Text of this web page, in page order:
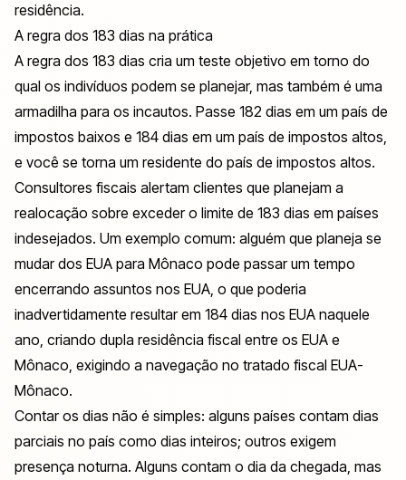
residência.
A regra dos 183 dias na prática
A regra dos 183 dias cria um teste objetivo em torno do
qual os indivíduos podem se planejar, mas também é uma
armadilha para os incautos. Passe 182 dias em um país de
impostos baixos e 184 dias em um país de impostos altos,
e você se torna um residente do país de impostos altos.
Consultores fiscais alertam clientes que planejam a
realocação sobre exceder o limite de 183 dias em países
indesejados. Um exemplo comum: alguém que planeja se
mudar dos EUA para Mônaco pode passar um tempo
encerrando assuntos nos EUA, o que poderia
inadvertidamente resultar em 184 dias nos EUA naquele
ano, criando dupla residência fiscal entre os EUA e
Mônaco, exigindo a navegação no tratado fiscal EUA-
Mônaco.
Contar os dias não é simples: alguns países contam dias
parciais no país como dias inteiros; outros exigem
presença noturna. Alguns contam o dia da chegada, mas